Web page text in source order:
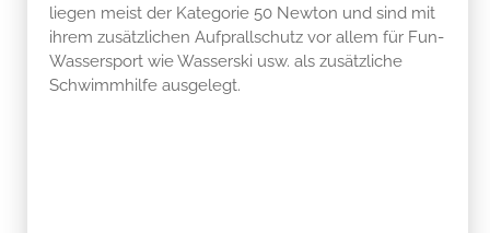
liegen meist der Kategorie 50 Newton und sind mit
ihrem zusätzlichen Aufprallschutz vor allem für Fun-
Wassersport wie Wasserski usw. als zusätzliche
Schwimmhilfe ausgelegt.